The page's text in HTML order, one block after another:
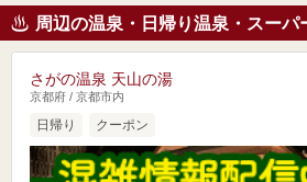
周辺の温泉・日帰り温泉・スーパ
さがの温泉 天山の湯
京都府 / 京都市内
日帰り クーポン